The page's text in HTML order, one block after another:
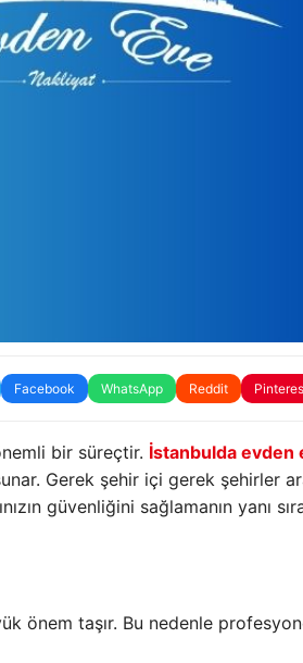
Facebook WhatsApp Reddit
bir süreçtir. İstanbulda evden
Gerek şehir içi gerek şehirler
güvenliğini sağlamanın yanı
önem taşır. Bu nedenle